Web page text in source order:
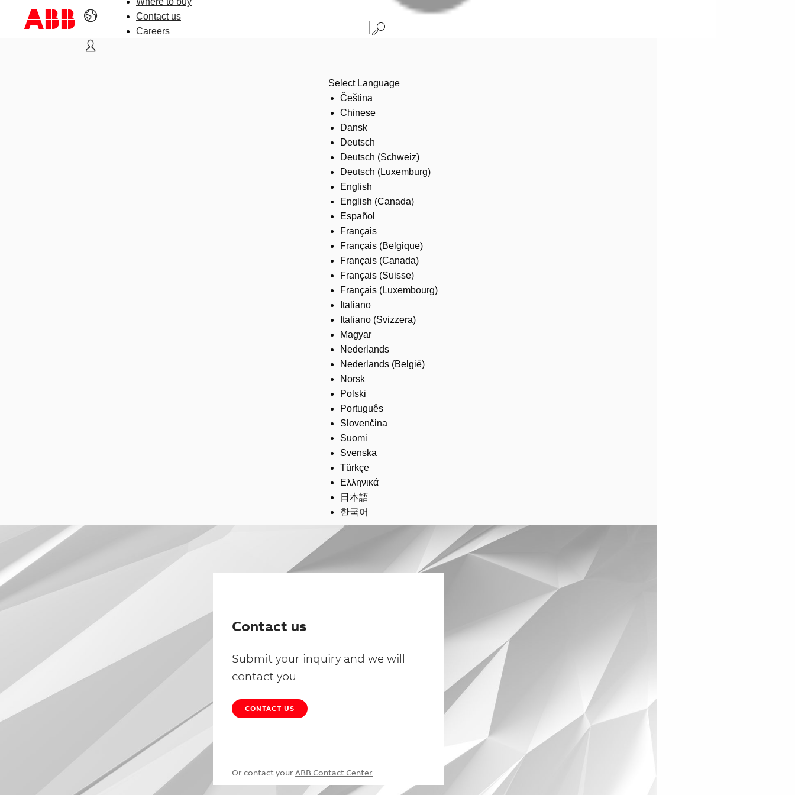
Contact us
Careers
Select Language
Čeština
Chinese
Dansk
Deutsch
Deutsch (Schweiz)
Deutsch (Luxemburg)
English
English (Canada)
Español
Français
Français (Belgique)
Français (Canada)
Français (Suisse)
Français (Luxembourg)
Italiano
Italiano (Svizzera)
Magyar
Nederlands
Nederlands (België)
Norsk
Polski
Português
Slovenčina
Suomi
Svenska
Türkçe
Ελληνικά
日本語
한국어
Contact us
Submit your inquiry and we will
contact you
CONTACT US
Or contact your ABB Contact Center